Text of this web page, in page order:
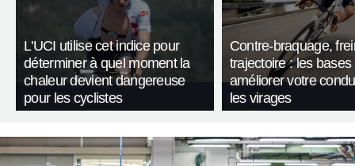
L'UCI utilise cet indice pour
déterminer à quel moment la
chaleur devient dangereuse
pour les cyclistes
Contre-braquage,
trajectoire : les bases
améliorer votre
les virages